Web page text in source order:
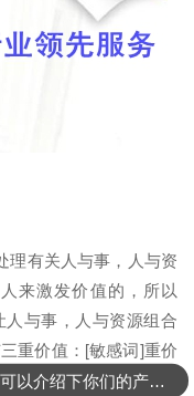
理有关人与事，人与资
来激发价值的，所以
与事，人与资源组合
重价值：[敏感词]重价
员工的潜力；第三重
可以介绍下你们的产品么？